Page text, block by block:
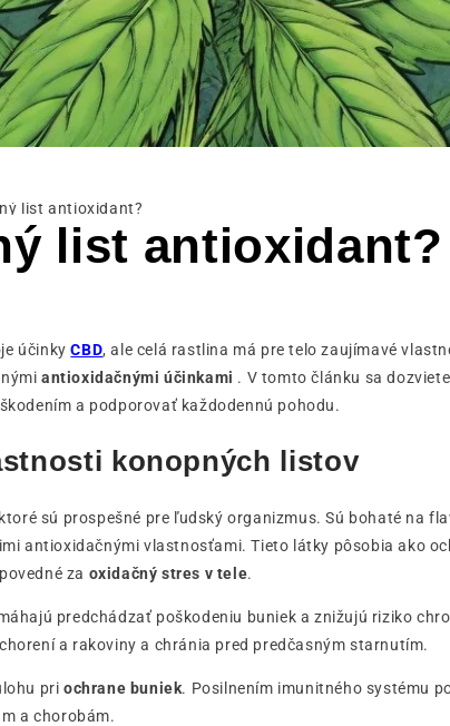
list antioxidant?
list antioxidant?
účinkyCBD, ale celá rastlina má pre telo zaujímavé
antioxidačnými účinkami . V tomto článku sa
a podporovať každodennú pohodu.
konopných listov
sú prospešné pre ľudský organizmus. Sú bohaté na
antioxidačnými vlastnosťami. Tieto látky pôsobia ako
za oxidačný stres v tele.
predchádzať poškodeniu buniek a znižujú riziko
a rakoviny a chránia pred predčasným starnutím.
pri ochrane buniek. Posilnením imunitného systému
a chorobám.